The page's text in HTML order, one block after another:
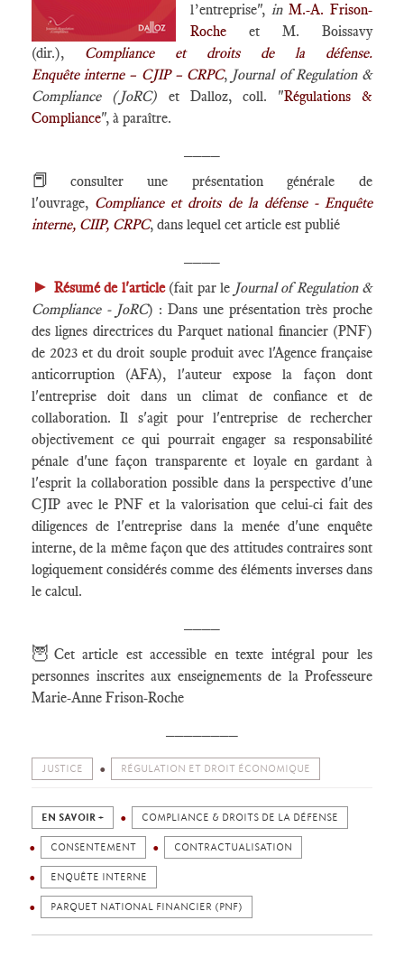
l’entreprise", in M.-A. Frison-
Roche et M. Boissavy
(dir.), Compliance et droits de la défense.
Enquête interne – CJIP – CRPC, Journal of Regulation &
Compliance (JoRC) et Dalloz, coll. "Régulations &
Compliance", à paraître.
📕
consulter une présentation générale de
l'ouvrage, Compliance et droits de la défense - Enquête
interne, CIIP, CRPC, dans lequel cet article est publié
► Résumé de l'article (fait par le Journal of Regulation &
Compliance - JoRC) : Dans une présentation très proche
des lignes directrices du Parquet national financier (PNF)
de 2023 et du droit souple produit avec l'Agence française
anticorruption (AFA), l'auteur expose la façon dont
l'entreprise doit dans un climat de confiance et de
collaboration. Il s'agit pour l'entreprise de rechercher
objectivement ce qui pourrait engager sa responsabilité
pénale d'une façon transparente et loyale en gardant à
l'esprit la collaboration possible dans la perspective d'une
CJIP avec le PNF et la valorisation que celui-ci fait des
diligences de l'entreprise dans la menée d'une enquête
interne, de la même façon que des attitudes contraires sont
logiquement considérés comme des éléments inverses dans
le calcul.
🦉 Cet article est accessible en texte intégral pour les
personnes inscrites aux enseignements de la Professeure
Marie-Anne Frison-Roche
JUSTICE RÉGULATION ET DROIT ÉCONOMIQUE
EN SAVOIR + COMPLIANCE & DROITS DE LA DÉFENSE
CONSENTEMENT CONTRACTUALISATION
ENQUÊTE INTERNE
PARQUET NATIONAL FINANCIER (PNF)